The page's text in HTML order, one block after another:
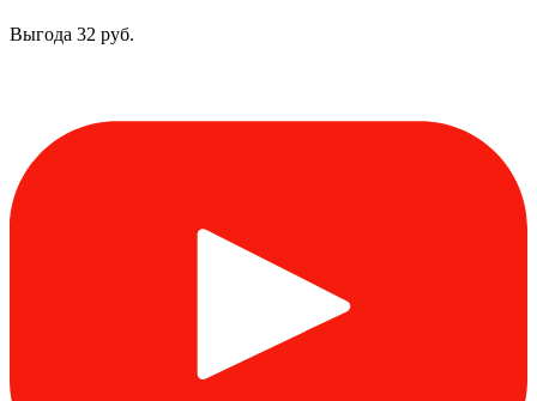
Выгода 32 руб.